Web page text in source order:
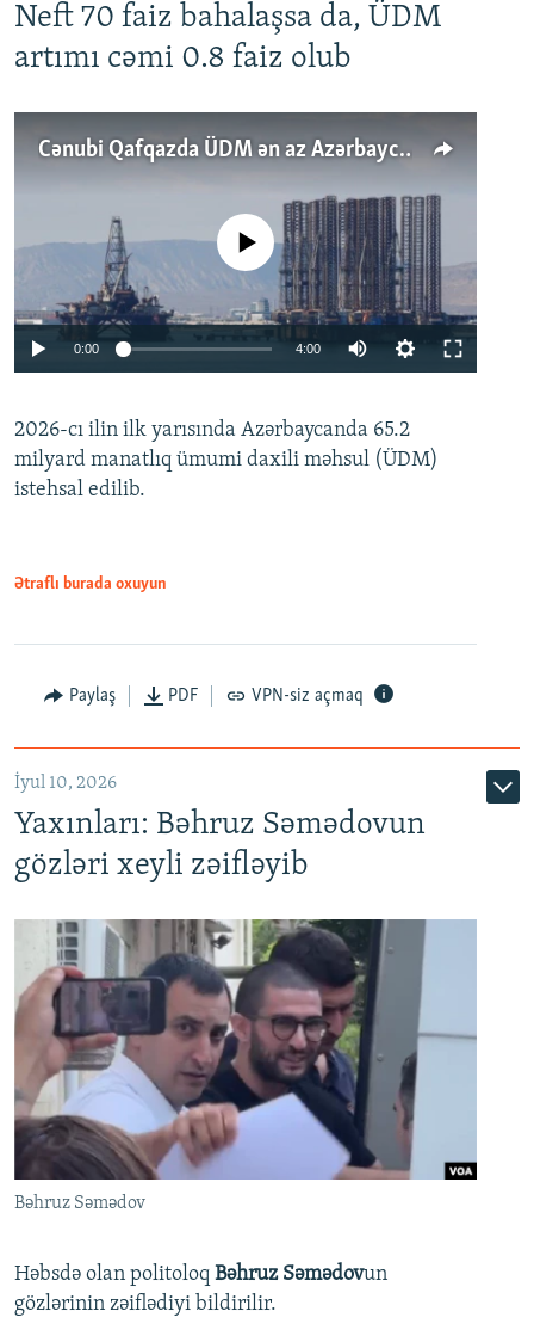
Neft 70 faiz bahalaşsa da, ÜDM
artımı cəmi 0.8 faiz olub
Cənubi Qafqazda ÜDM ən az Azərbaycanda artır: Qonşuları niyə Bakını qabaqlaya bilir?
Auto 240p 360p 480p
No media source currently available
0:00 4:00
360p
480p
2026-cı ilin ilk yarısında Azərbaycanda 65.2
milyard manatlıq ümumi daxili məhsul (ÜDM)
istehsal edilib.
Ətraflı burada oxuyun
Paylaş PDF VPN-siz açmaq
İyul 10, 2026
Yaxınları: Bəhruz Səmədovun
gözləri xeyli zəifləyib
Bəhruz Səmədov
Həbsdə olan politoloq Bəhruz Səmədovun
gözlərinin zəiflədiyi bildirilir.